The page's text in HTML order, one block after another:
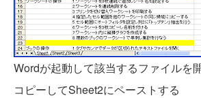
Wordが起動して該当するファイルを
コピーしてSheet2にペーストする